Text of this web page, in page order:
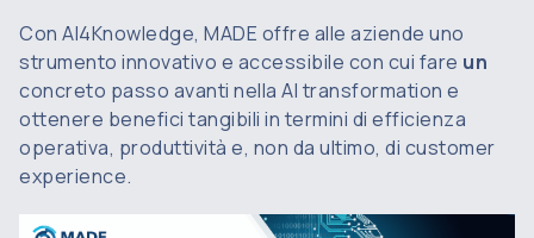
Con AI4Knowledge, MADE offre alle aziende uno
strumento innovativo e accessibile con cui fare un
concreto passo avanti nella AI transformation e
ottenere benefici tangibili in termini di efficienza
operativa, produttività e, non da ultimo, di customer
experience.